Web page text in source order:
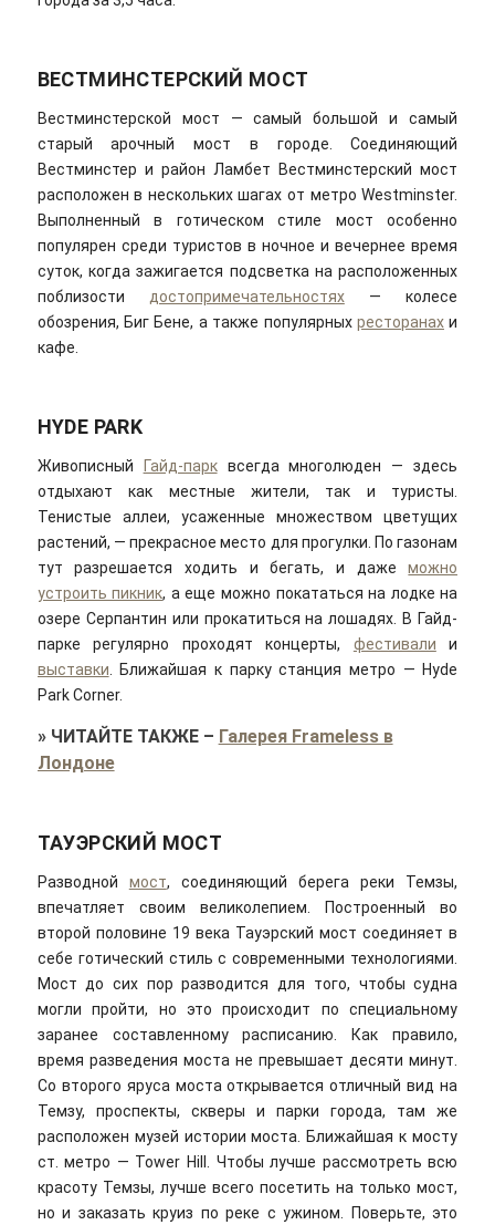
ВЕСТМИНСТЕРСКИЙ МОСТ
Вестминстерской мост — самый большой и самый
старый арочный мост в городе. Соединяющий
Вестминстер и район Ламбет Вестминстерский мост
расположен в нескольких шагах от метро Westminster.
Выполненный в готическом стиле мост особенно
популярен среди туристов в ночное и вечернее время
суток, когда зажигается подсветка на расположенных
поблизости достопримечательностях— колесе
обозрения, Биг Бене, а также популярных ресторанах и
кафе.
HYDE PARK
Живописный Гайд-парквсегда многолюден — здесь
отдыхают как местные жители, так и туристы.
Тенистые аллеи, усаженные множеством цветущих
растений, — прекрасное место для прогулки. По газонам
тут разрешается ходить и бегать, и дажеможно
устроить пикник, а еще можно покататься на лодке на
озере Серпантин или прокатиться на лошадях. В Гайд-
парке регулярно проходят концерты, фестивали и
выставки. Ближайшая к парку станция метро — Hyde
Park Corner.
» ЧИТАЙТЕ ТАКЖЕ– Галерея Frameless в
Лондоне
ТАУЭРСКИЙ МОСТ
Разводной мост, соединяющий берега реки Темзы,
впечатляет своим великолепием. Построенный во
второй половине 19 века Тауэрский мост соединяет в
себе готический стиль с современными технологиями.
Мост до сих пор разводится для того, чтобы судна
могли пройти, но это происходит по специальному
заранее составленному расписанию. Как правило,
время разведения моста не превышает десяти минут.
Со второго яруса моста открывается отличный вид на
Темзу, проспекты, скверы и парки города, там же
расположен музей истории моста. Ближайшая к мосту
ст. метро — Tower Hill. Чтобы лучше рассмотреть всю
красоту Темзы, лучше всего посетить на только мост,
но и заказать круиз по реке с ужином. Поверьте, это